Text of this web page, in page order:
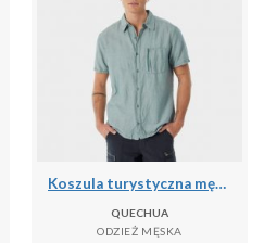
Koszula turystyczna męska z krótkim rękawem Quechua NH500
QUECHUA
ODZIEŻ MĘSKA